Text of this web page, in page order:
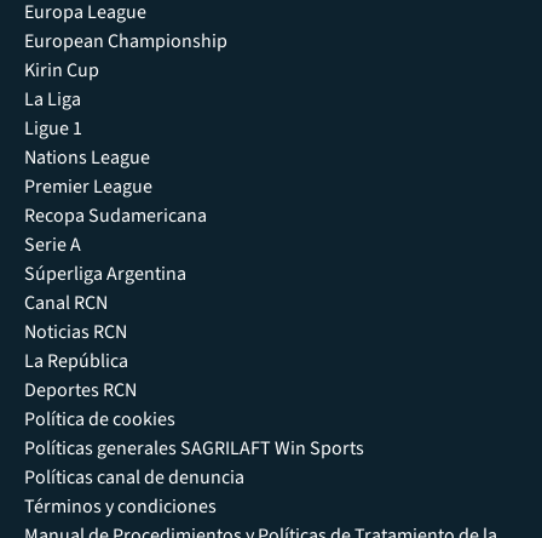
Europa League
European Championship
Kirin Cup
La Liga
Ligue 1
Nations League
Premier League
Recopa Sudamericana
Serie A
Súperliga Argentina
Canal RCN
Noticias RCN
La República
Deportes RCN
Política de cookies
Políticas generales SAGRILAFT Win Sports
Políticas canal de denuncia
Términos y condiciones